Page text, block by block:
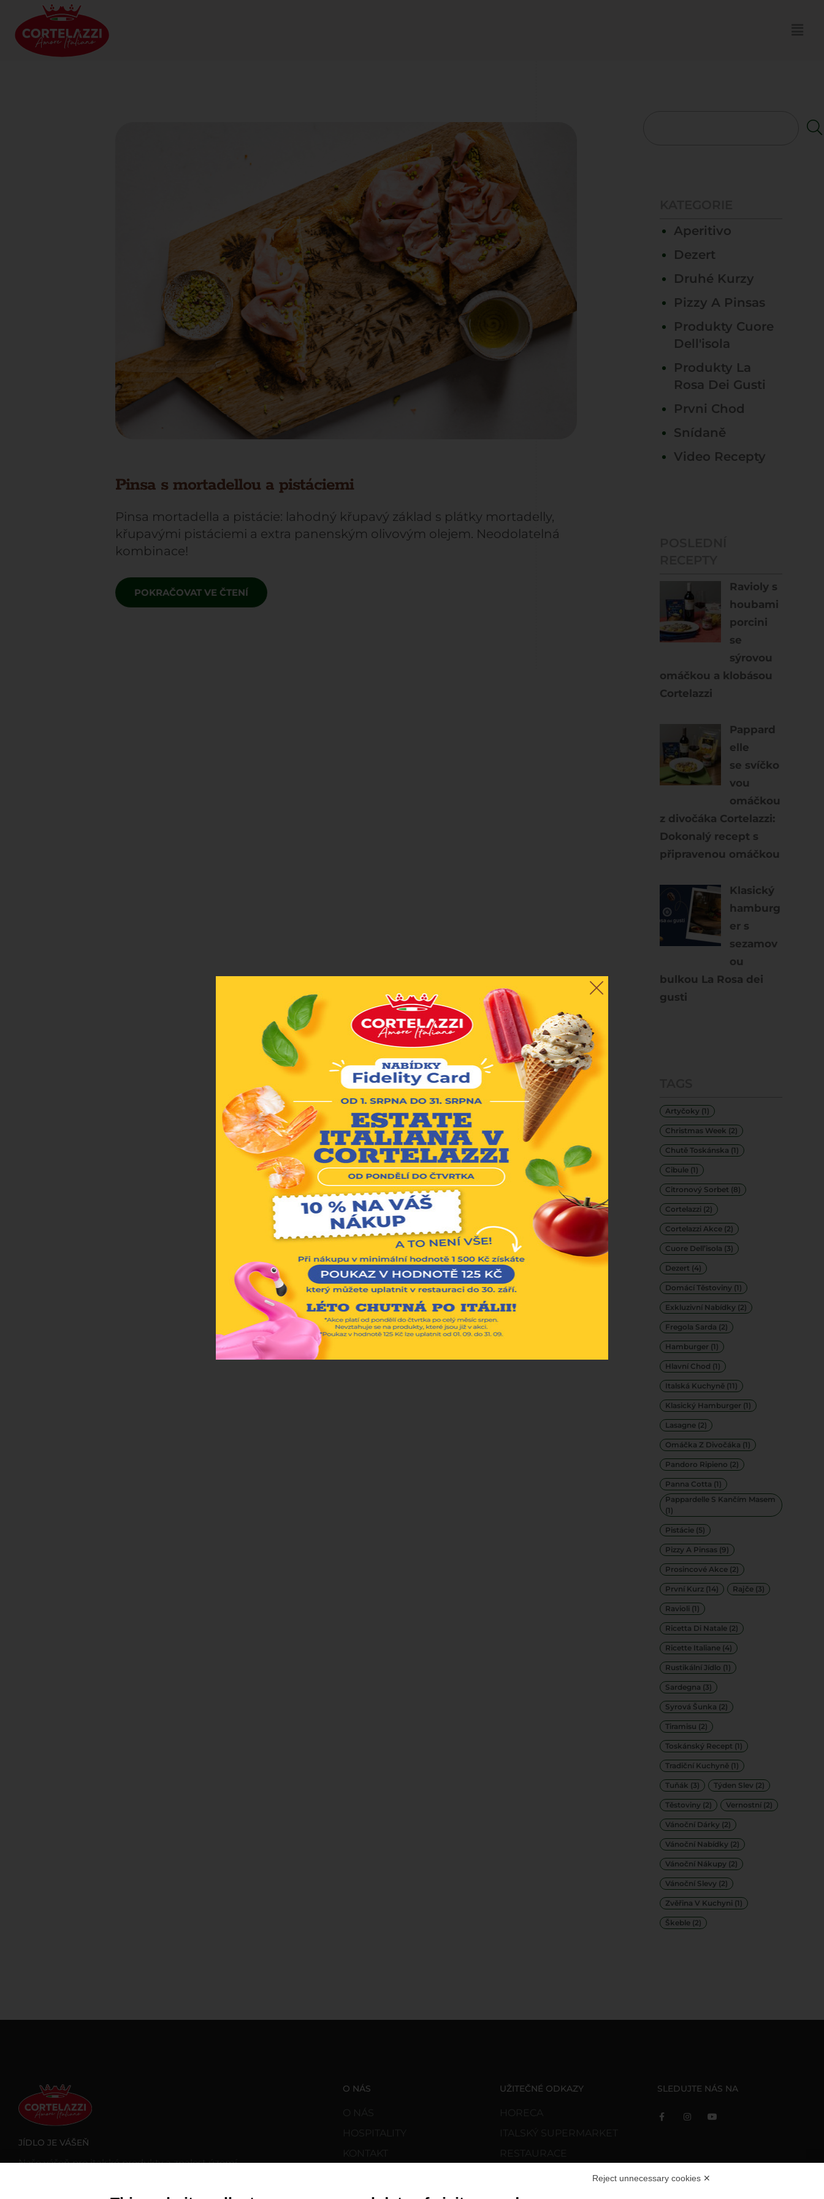
Pinsa s mortadellou a pistáciemi
Pinsa mortadella a pistácie: lahodný křupavý základ s plátky mortadelly,
křupavými pistáciemi a extra panenským olivovým olejem. Neodolatelná
kombinace!
POKRAČOVAT VE ČTENÍ
Aperitivo
Dezert
Druhé Kurzy
Pizzy A Pinsas
Produkty Cuore
Dell'isola
Produkty La
Rosa Dei Gusti
Prvni Chod
Snídaně
Video Recepty
Ravioly s
houbami
porcini
se
sýrovou
omáčkou a klobásou
Cortelazzi
Pappard
elle
se svíčko
vou
omáčkou
z divočáka Cortelazzi:
Dokonalý recept s
připravenou omáčkou
Klasický
hamburg
er s
sezamov
ou
bulkou La Rosa dei
gusti
Artyčoky (1)
Christmas Week (2)
Chutě Toskánska (1)
Cibule (1)
Citronový Sorbet (8)
Cortelazzi (2)
Cortelazzi Akce (2)
Cuore Dell’isola (3)
Dezert (4)
Domácí Těstoviny (1)
Exkluzivní Nabídky (2)
Fregola Sarda (2)
Hamburger (1)
Hlavní Chod (1)
Italská Kuchyně (11)
Klasický Hamburger (1)
Lasagne (2)
Omáčka Z Divočáka (1)
Pandoro Ripieno (2)
Panna Cotta (1)
Pappardelle S Kančím Masem
(1)
Pistácie (5)
Pizzy A Pinsas (9)
Prosincové Akce (2)
První Kurz (14) Rajče (3)
Ravioli (1)
Ricetta Di Natale (2)
Ricette Italiane (4)
Rustikální Jídlo (1)
Sardegna (3)
Syrová Šunka (2)
Tiramisu (2)
Toskánský Recept (1)
Tradiční Kuchyně (1)
Tuňák (3) Týden Slev (2)
Těstoviny (2) Vernostní (2)
Vánoční Dárky (2)
Vánoční Nabídky (2)
Vánoční Nákupy (2)
Vánoční Slevy (2)
Zvěřina V Kuchyni (1)
Škeble (2)
JÍDLO JE VÁŠEŇ
Naše vášeň pro italské produkty a znalost území
O NÁS UŽITEČNÉ ODKAZY SLEDUJTE NÁS NA
Reject unnecessary cookies ✕